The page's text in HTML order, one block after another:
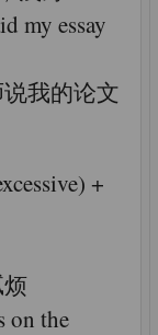
my essay
说我的论文
+
on the